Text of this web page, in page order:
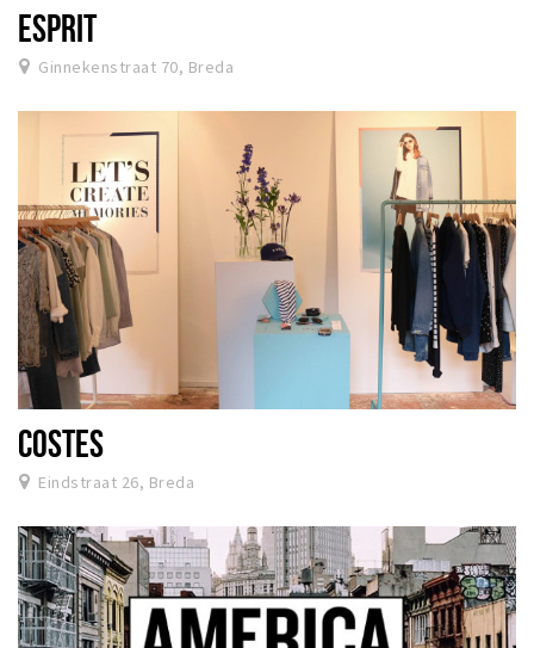
ESPRIT
Ginnekenstraat 70, Breda
COSTES
Eindstraat 26, Breda